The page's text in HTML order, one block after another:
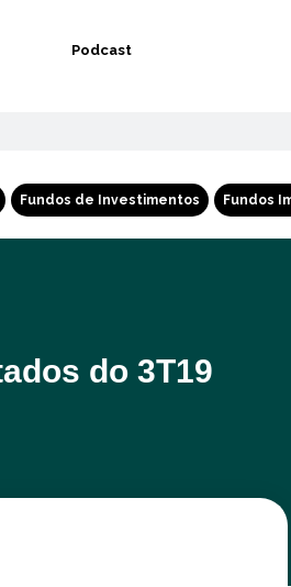
Podcast
Fundos de Investimentos Fundos
do 3T19